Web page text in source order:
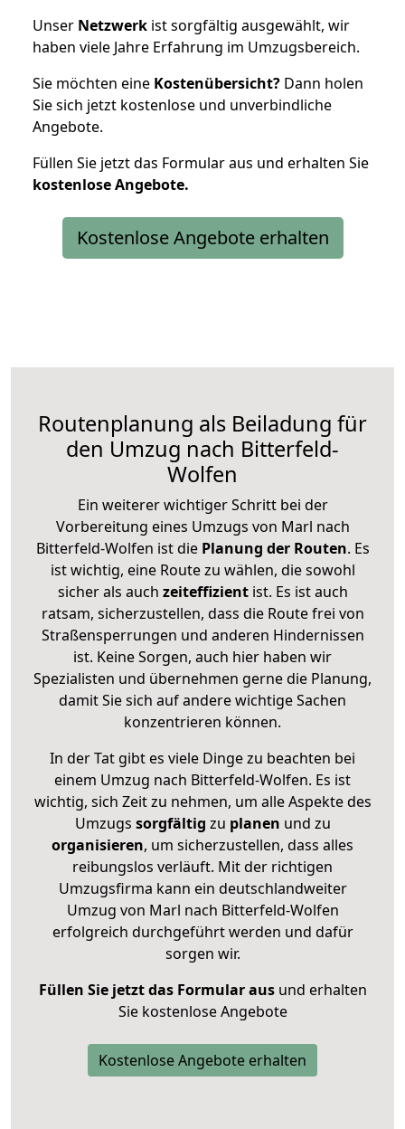
Unser Netzwerk ist sorgfältig ausgewählt, wir
haben viele Jahre Erfahrung im Umzugsbereich.
Sie möchten eine Kostenübersicht? Dann holen
Sie sich jetzt kostenlose und unverbindliche
Angebote.
Füllen Sie jetzt das Formular aus und erhalten Sie
kostenloseAngebote.
Kostenlose Angebote erhalten
Routenplanung als Beiladung für
den Umzug nach Bitterfeld-
Wolfen
Ein weiterer wichtiger Schritt bei der
Vorbereitung eines Umzugs von Marl nach
Bitterfeld-Wolfen ist diePlanung der Routen. Es
ist wichtig, eine Route zu wählen, die sowohl
sicher als auch zeiteffizientist. Es ist auch
ratsam, sicherzustellen, dass die Route frei von
Straßensperrungen und anderen Hindernissen
ist. Keine Sorgen, auch hier haben wir
Spezialisten und übernehmen gerne die Planung,
damit Sie sich auf andere wichtige Sachen
konzentrieren können.
In der Tat gibt es viele Dinge zu beachten bei
einem Umzug nach Bitterfeld-Wolfen. Es ist
wichtig, sich Zeit zu nehmen, um alle Aspekte des
Umzugs sorgfältig zu planen und zu
organisieren, um sicherzustellen, dass alles
reibungslos verläuft. Mit der richtigen
Umzugsfirma kann ein deutschlandweiter
Umzug von Marl nach Bitterfeld-Wolfen
erfolgreich durchgeführt werden und dafür
sorgen wir.
Füllen Sie jetzt das Formular ausund erhalten
Sie kostenlose Angebote
Kostenlose Angebote erhalten